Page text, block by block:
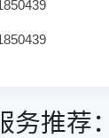
务推荐